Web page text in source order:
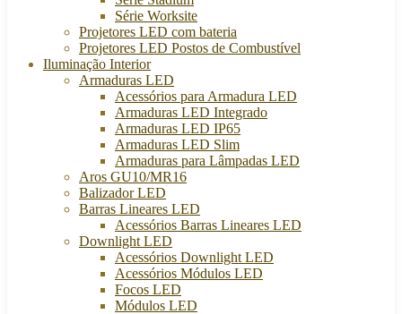
Série Worksite
Projetores LED com bateria
Projetores LED Postos de Combustível
Iluminação Interior
Armaduras LED
Acessórios para Armadura LED
Armaduras LED Integrado
Armaduras LED IP65
Armaduras LED Slim
Armaduras para Lâmpadas LED
Aros GU10/MR16
Balizador LED
Barras Lineares LED
Acessórios Barras Lineares LED
Downlight LED
Acessórios Downlight LED
Acessórios Módulos LED
Focos LED
Módulos LED